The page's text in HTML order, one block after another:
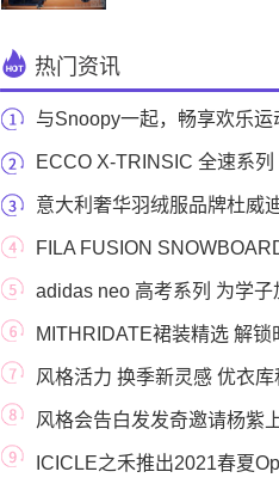
热门资讯
与Snoopy一起，畅享欢乐运
--- Levi’s® x
ECCO X-TRINSIC 全速系列
去，酷爽一夏
意大利奢华羽绒服品牌杜威
DUVETICA 进驻天猫
FILA FUSION
新来袭 张扬秋冬滑雪冒险态
adidas neo 高考系列 为学子
威 MITHRIDATE裙装精选 解锁
们的夏日穿搭
风格活力 换季新灵感 优衣库
品上市 四大
风格会告白发发奇邀请杨紫
风格派对秀
ICICLE之禾推出2021春夏